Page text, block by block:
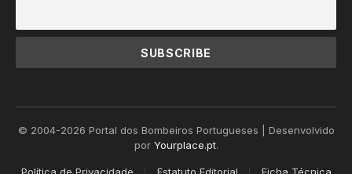
© 2004-2026 Portal dos Bombeiros Portugueses | Desenvolvido
por Yourplace.pt.